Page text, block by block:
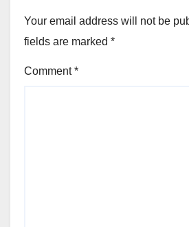
Your email address will not be
fields are marked *
Comment*